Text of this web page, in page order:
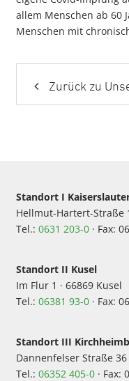
allem Menschen ab 60
Menschen mit
Zurück zu
Standort I
Hellmut-Hartert-Straße
Tel.: 0631 203-0 · Fax:
Standort II Kusel
Im Flur 1 · 66869 Kusel
Tel.: 06381 93-0 · Fax:
Standort III
Dannenfelser Straße
Tel.: 06352 405-0 · Fax: